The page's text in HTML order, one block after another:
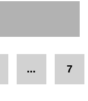
郡山市
... 7